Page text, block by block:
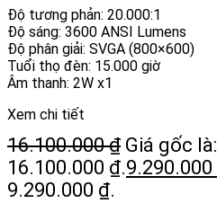
Độ tương phản: 20.000:1
Độ sáng: 3600 ANSI Lumens
Độ phân giải: SVGA (800×600)
Tuổi thọ đèn: 15.000 giờ
Âm thanh: 2W x1
Xem chi tiết
16.100.000₫ Giá gốc là:
16.100.000 ₫.9.290.000
9.290.000 ₫.